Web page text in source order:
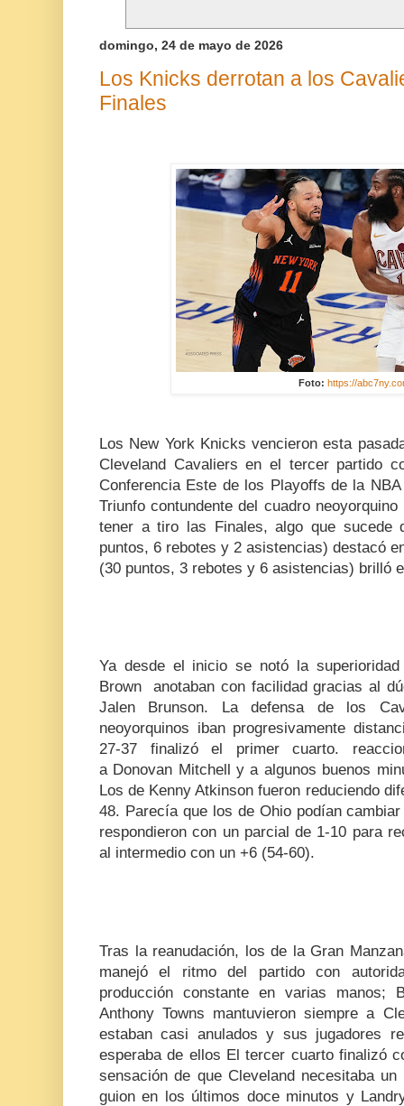
domingo, 24 de mayo de 2026
Los Knicks derrotan a los
Finales
Foto: https://
Los New York Knicks vencieron esta
Cleveland Cavaliers en el tercer partido
Conferencia Este de los Playoffs de la
Triunfo contundente del cuadro
tener a tiro las Finales, algo que sucede
puntos, 6 rebotes y 2 asistencias) destacó
(30 puntos, 3 rebotes y 6 asistencias) brilló
Ya desde el inicio se notó la
Brown anotaban con facilidad gracias al
Jalen Brunson. La defensa de los
neoyorquinos iban progresivamente
27-37 finalizó el primer cuarto.
a Donovan Mitchell y a algunos buenos
Los de Kenny Atkinson fueron reduciendo
48. Parecía que los de Ohio podían
respondieron con un parcial de 1-10 para
al intermedio con un +6 (54-60).
Tras la reanudación, los de la Gran
manejó el ritmo del partido con
producción constante en varias manos;
Anthony Towns mantuvieron siempre a
estaban casi anulados y sus jugadores
esperaba de ellos El tercer cuarto finalizó
sensación de que Cleveland necesitaba
guion en los últimos doce minutos y